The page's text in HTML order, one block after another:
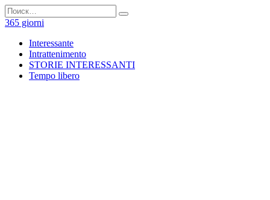
Перейти
к
содержанию
Search
for:
365 giorni
Interessante
Intrattenimento
STORIE INTERESSANTI
Tempo libero